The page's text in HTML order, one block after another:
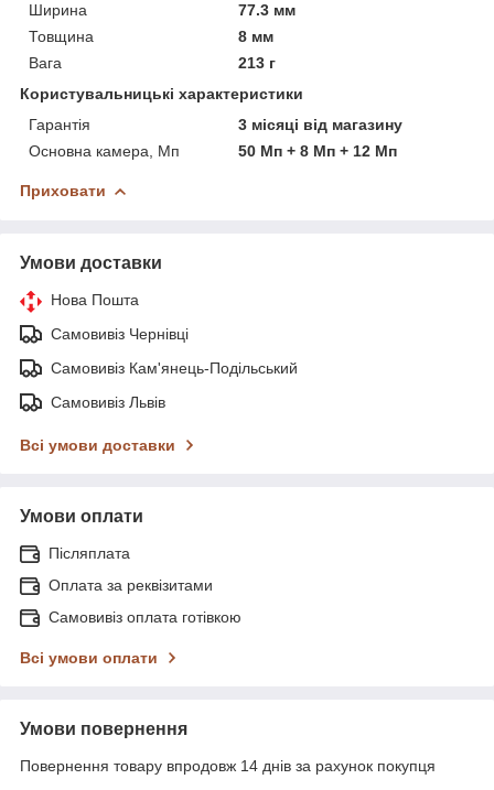
Ширина
77.3 мм
Товщина
8 мм
Вага
213 г
Користувальницькі характеристики
Гарантія
3 місяці від магазину
Основна камера, Мп
50 Мп + 8 Мп + 12 Мп
Приховати
Умови доставки
Нова Пошта
Самовивіз Чернівці
Самовивіз Кам'янець-Подільський
Самовивіз Львів
Всі умови доставки
Умови оплати
Післяплата
Оплата за реквізитами
Самовивіз оплата готівкою
Всі умови оплати
Умови повернення
Повернення товару впродовж 14 днів за рахунок покупця